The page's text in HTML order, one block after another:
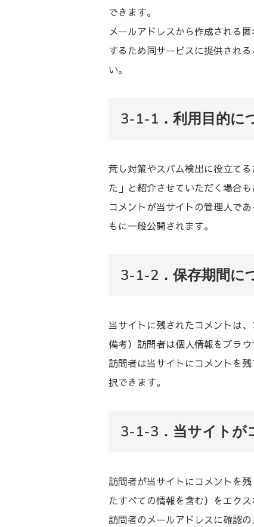
できます。
メールアドレスから作成される
するため同サービスに提供され
い。
3-1-1．利用目的に
荒し対策やスパム検出に役立て
た」と紹介させていただく場合も
コメントが当サイトの管理人で
もに一般公開されます。
3-1-2．保存期間に
当サイトに残されたコメントは
備考）訪問者は個人情報をブラ
訪問者は当サイトにコメントを
択できます。
3-1-3．当サイトが
訪問者が当サイトにコメントを
たすべての情報を含む）をエク
訪問者のメールアドレスに確認の